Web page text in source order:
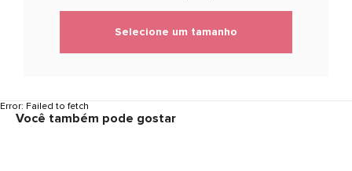
Selecione um tamanho
Error: Failed to fetch
Você também pode gostar